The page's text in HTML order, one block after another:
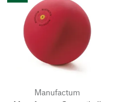
Manufactum